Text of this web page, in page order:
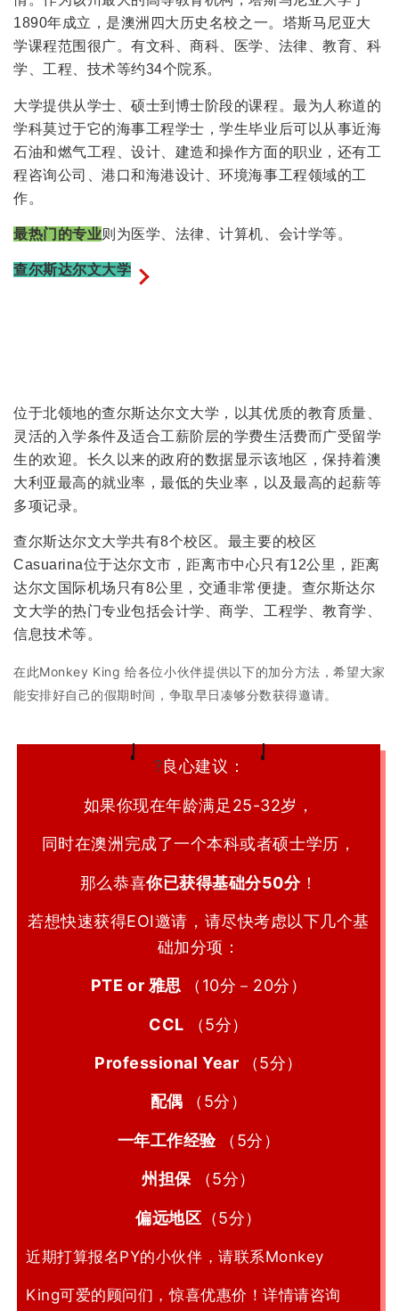
1890年成立，是澳洲四大历史名校之一。塔斯马尼亚大
学课程范围很广。有文科、商科、医学、法律、教育、科
学、工程、技术等约34个院系。
大学提供从学士、硕士到博士阶段的课程。最为人称道的
学科莫过于它的海事工程学士，学生毕业后可以从事近海
石油和燃气工程、设计、建造和操作方面的职业，还有工
程咨询公司、港口和海港设计、环境海事工程领域的工
作。
最热门的专业则为医学、法律、计算机、会计学等。
查尔斯达尔文大学
位于北领地的查尔斯达尔文大学，以其优质的教育质量、
灵活的入学条件及适合工薪阶层的学费生活费而广受留学
生的欢迎。长久以来的政府的数据显示该地区，保持着澳
大利亚最高的就业率，最低的失业率，以及最高的起薪等
多项记录。
查尔斯达尔文大学共有8个校区。最主要的校区
Casuarina位于达尔文市，距离市中心只有12公里，距离
达尔文国际机场只有8公里，交通非常便捷。查尔斯达尔
文大学的热门专业包括会计学、商学、工程学、教育学、
信息技术等。
在此Monkey King 给各位小伙伴提供以下的加分方法，希望大家
能安排好自己的假期时间，争取早日凑够分数获得邀请。
?良心建议：
如果你现在年龄满足25-32岁，
同时在澳洲完成了一个本科或者硕士学历，
那么恭喜你已获得基础分50分！
若想快速获得EOI邀请，请尽快考虑以下几个基
础加分项：
PTE or 雅思 （10分－20分）
CCL （5分）
Professional Year （5分）
配偶 （5分）
一年工作经验 （5分）
州担保 （5分）
偏远地区 （5分）
近期打算报名PY的小伙伴，请联系Monkey
King可爱的顾问们，惊喜优惠价！详情请咨询